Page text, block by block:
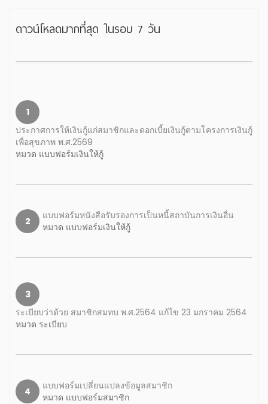
ดาวน์โหลดมากที่สุด ในรอบ 7 วัน
1
ประกาศการให้เงินกู้แก่สมาชิกและดอกเบี้ยเงินกู้ตามโครงการเงินกู้
เพื่อสุขภาพ พ.ศ.2569
หมวด แบบฟอร์มเงินให้กู้
2
แบบฟอร์มหนังสือรับรองการเป็นหนี้สถาบันการเงินอื่น
หมวด แบบฟอร์มเงินให้กู้
3
ระเบียบว่าด้วย สมาชิกสมทบ พ.ศ.2564 แก้ไข 23 มกราคม 2564
หมวด ระเบียบ
4
แบบฟอร์มเปลี่ยนแปลงข้อมูลสมาชิก
หมวด แบบฟอร์มสมาชิก